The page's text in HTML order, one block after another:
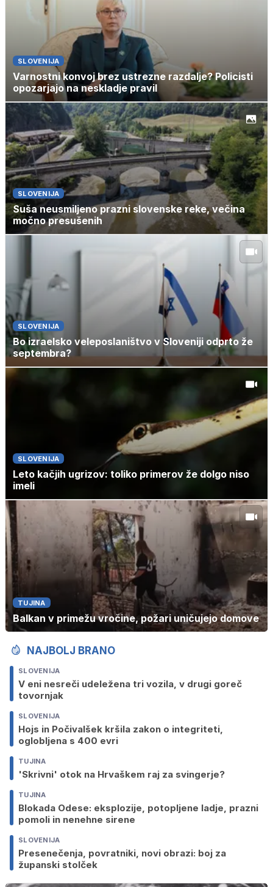
SLOVENIJA
Varnostni konvoj brez ustrezne razdalje? Policisti
opozarjajo na neskladje pravil
SLOVENIJA
Suša neusmiljeno prazni slovenske reke, večina
močno presušenih
SLOVENIJA
Bo izraelsko veleposlaništvo v Sloveniji odprto že
septembra?
SLOVENIJA
Leto kačjih ugrizov: toliko primerov že dolgo niso
imeli
TUJINA
Balkan v primežu vročine, požari uničujejo domove
NAJBOLJ BRANO
SLOVENIJA
V eni nesreči udeležena tri vozila, v drugi goreč
tovornjak
SLOVENIJA
Hojs in Počivalšek kršila zakon o integriteti,
oglobljena s 400 evri
TUJINA
'Skrivni' otok na Hrvaškem raj za svingerje?
TUJINA
Blokada Odese: eksplozije, potopljene ladje, prazni
pomoli in nenehne sirene
SLOVENIJA
Presenečenja, povratniki, novi obrazi: boj za
županski stolček